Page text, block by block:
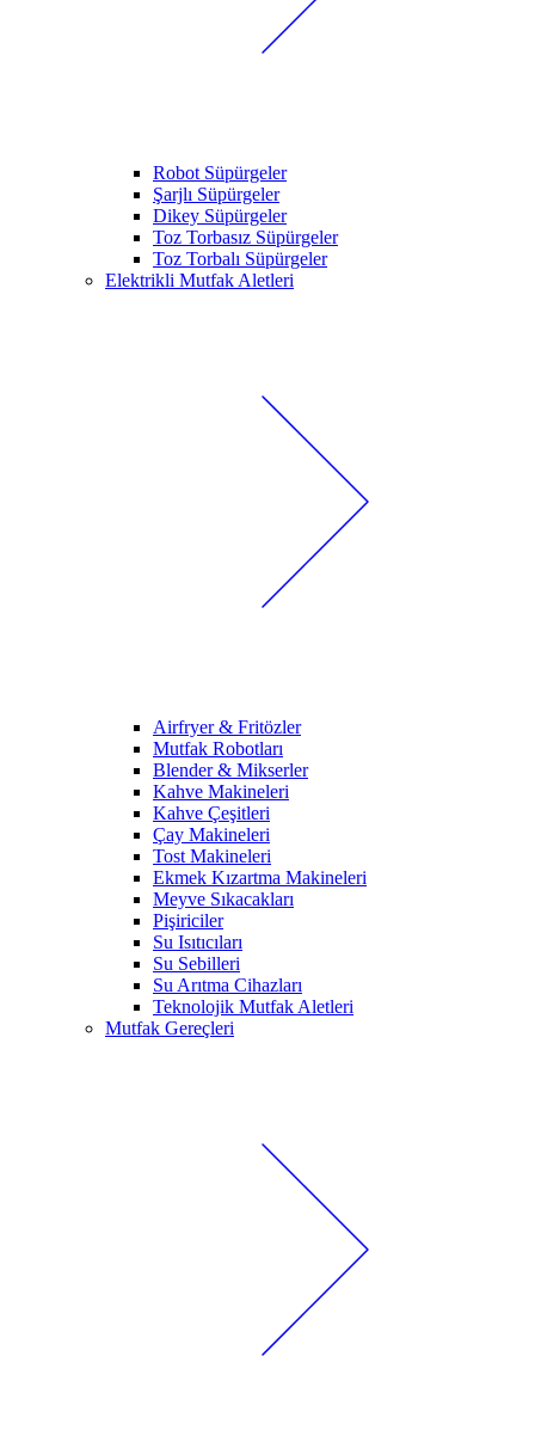
Robot Süpürgeler
Şarjlı Süpürgeler
Dikey Süpürgeler
Toz Torbasız Süpürgeler
Toz Torbalı Süpürgeler
Elektrikli Mutfak Aletleri
Airfryer & Fritözler
Mutfak Robotları
Blender & Mikserler
Kahve Makineleri
Kahve Çeşitleri
Çay Makineleri
Tost Makineleri
Ekmek Kızartma Makineleri
Meyve Sıkacakları
Pişiriciler
Su Isıtıcıları
Su Sebilleri
Su Arıtma Cihazları
Teknolojik Mutfak Aletleri
Mutfak Gereçleri